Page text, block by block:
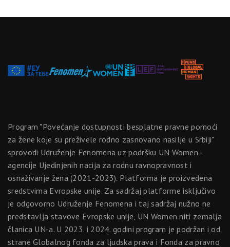
Program "Povećanje dostupnosti besplatne pravne pomoći
za žene koje su preživele rodno zasnovano nasilje u Srbiji"
sprovodi Udruženje Fenomena uz podršku UN Women -
agencije Ujedinjenih nacija za rodnu ravnopravnost i
osnaživanje žena (2021-2023). Platforma je proizvedena
sredstvima Evropske unije. Za sadržaj platforme isključivo
je odgovorno Udruženje Fenomena i taj sadržaj nužno ne
predstavlja stavove Evropske unije, UN Women niti zemalja
članica UN-a. U 2023. i 2024. godini program je podržan i od
strane Globalnog fonda za ljudska prava i Fonda za pravno